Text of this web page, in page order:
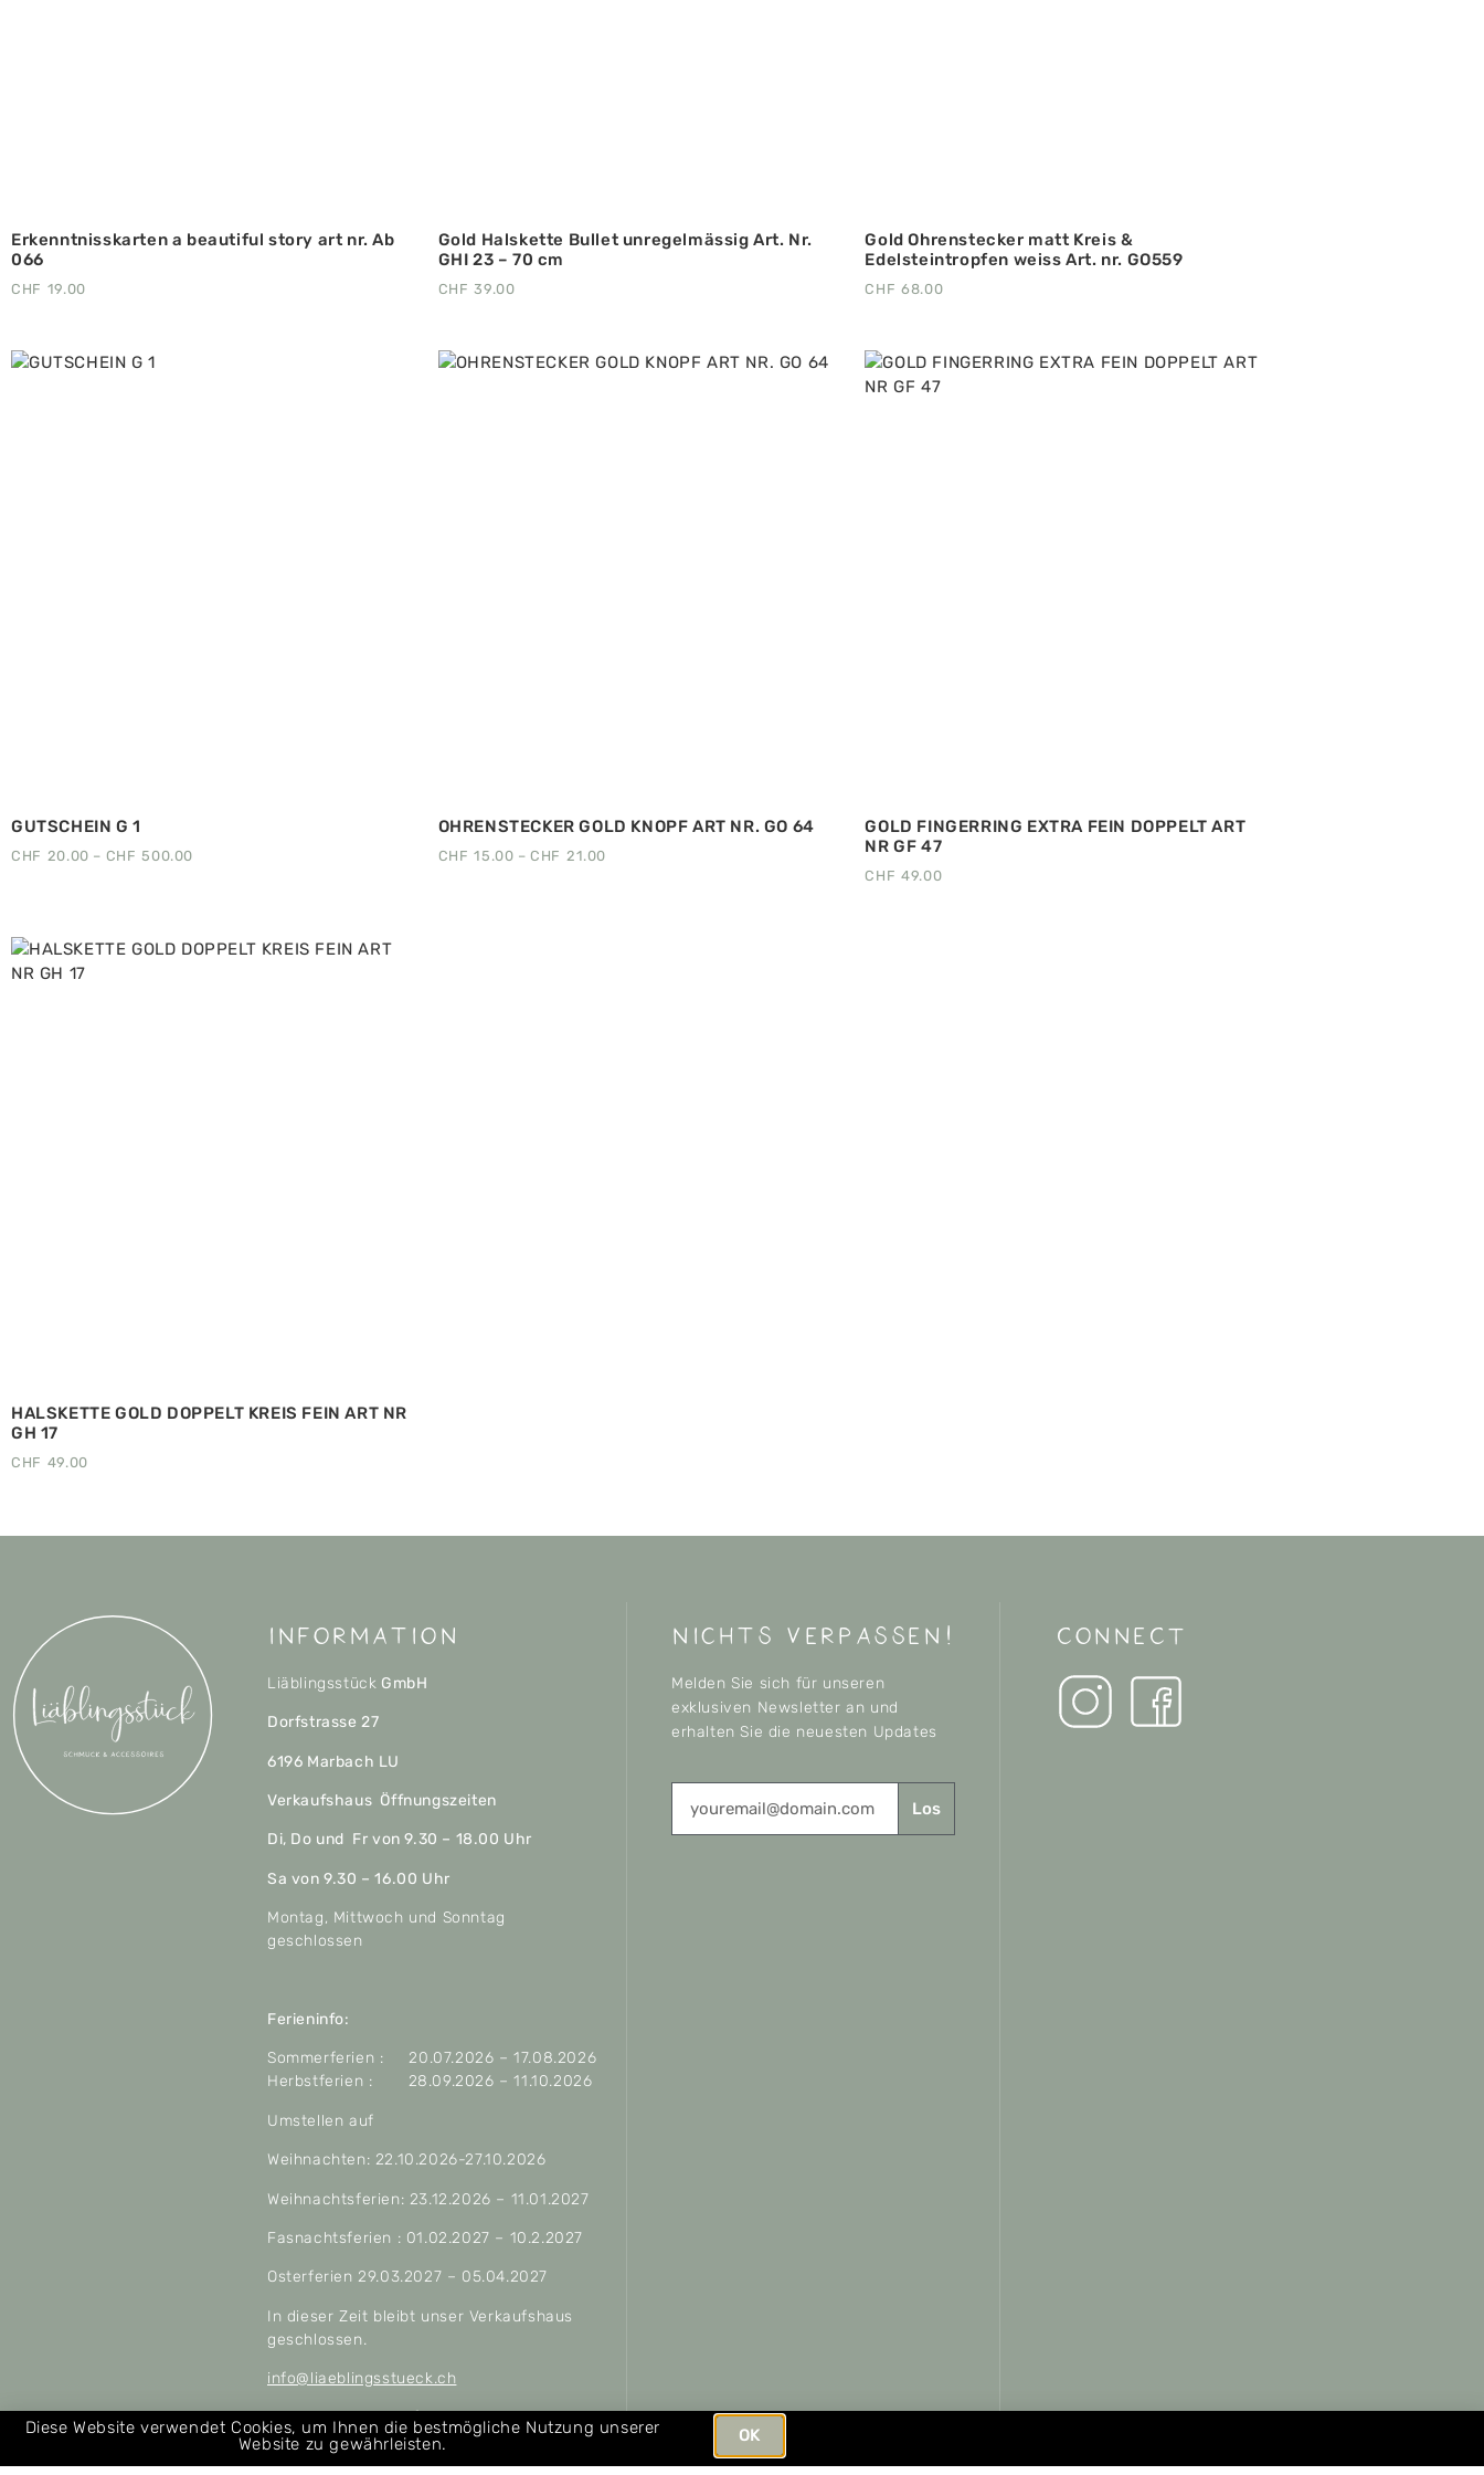
Erkenntnisskarten a beautiful story art nr. Ab
066
CHF 19.00
Gold Halskette Bullet unregelmässig Art. Nr.
GHI 23 – 70 cm
CHF 39.00
Gold Ohrenstecker matt Kreis &
Edelsteintropfen weiss Art. nr. GO559
CHF 68.00
GUTSCHEIN G 1
CHF 20.00 – CHF 500.00
OHRENSTECKER GOLD KNOPF ART NR. GO 64
CHF 15.00 –CHF 21.00
GOLD FINGERRING EXTRA FEIN DOPPELT ART
NR GF 47
CHF 49.00
HALSKETTE GOLD DOPPELT KREIS FEIN ART NR
GH 17
CHF 49.00
Information
Liäblingsstück GmbH
Dorfstrasse 27
6196 Marbach LU
Verkaufshaus Öffnungszeiten
Di, Do und Fr von 9.30 – 18.00 Uhr
Sa von 9.30 – 16.00 Uhr
Montag, Mittwoch und Sonntag
geschlossen
Ferieninfo:
Sommerferien : 20.07.2026 – 17.08.2026
Herbstferien : 28.09.2026 – 11.10.2026
Umstellen auf
Weihnachten: 22.10.2026-27.10.2026
Weihnachtsferien: 23.12.2026 – 11.01.2027
Fasnachtsferien : 01.02.2027 – 10.2.2027
Osterferien 29.03.2027 – 05.04.2027
In dieser Zeit bleibt unser Verkaufshaus
geschlossen.
info@liaeblingsstueck.ch
Allgemeine Geschäftsbedingungen
Über uns
nichts verpassen!
Melden Sie sich für unseren
exklusiven Newsletter an und
erhalten Sie die neuesten Updates
Los
CONNECT
Diese Website verwendet Cookies, um Ihnen die bestmögliche Nutzung unserer
Website zu gewährleisten.
OK